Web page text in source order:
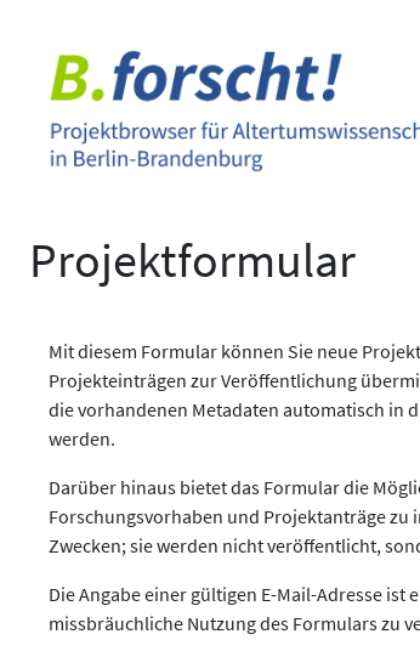
springen
Projektformular
Mit diesem Formular können Sie neue
Projekteinträgen zur Veröffentlichung
die vorhandenen Metadaten automatisch in
werden.
Darüber hinaus bietet das Formular die
Forschungsvorhaben und Projektanträge
Zwecken; sie werden nicht veröffentlicht,
Die Angabe einer gültigen E-Mail-Adresse
missbräuchliche Nutzung des Formulars zu